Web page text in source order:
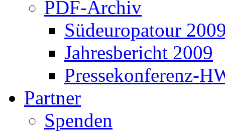
PDF-Archiv
Südeuropatour
Jahresbericht 2009
Pressekonferenz-
Partner
Spenden